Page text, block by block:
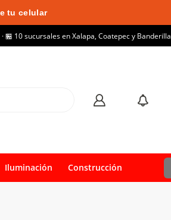
tu celular
🏪 10 sucursales en Xalapa, Coatepec y Banderilla
Iluminación Construcción